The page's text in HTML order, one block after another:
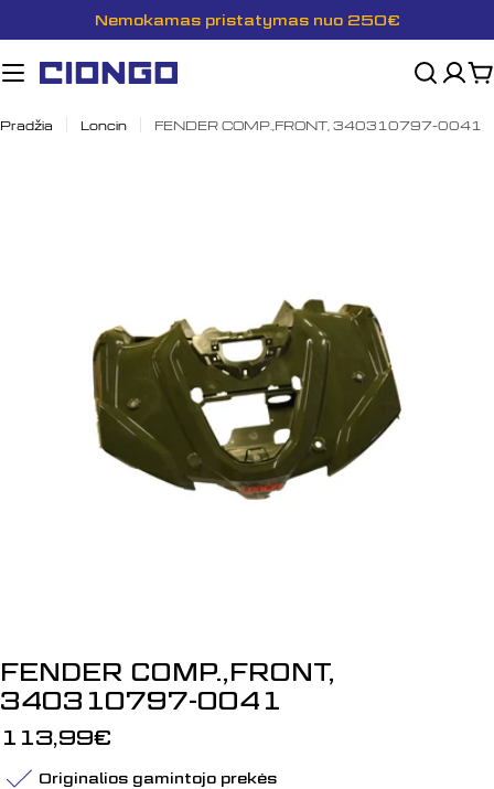
prie
turinio
Nemokamas pristatymas nuo 250€
Pradžia Loncin FENDER COMP.,FRONT, 340310797-0041
mediją 0 modalyje
FENDER COMP.,FRONT,
340310797-0041
Įprasta
kaina
113,99€
Originalios gamintojo prekės